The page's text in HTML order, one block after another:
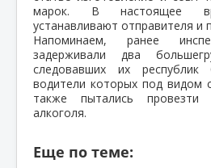
марок. В настоящее
устанавливают отправителя и
Напоминаем, ранее
задерживали два
следовавших их республик
водители которых под видом
также пытались
алкоголя.
Еще по теме: